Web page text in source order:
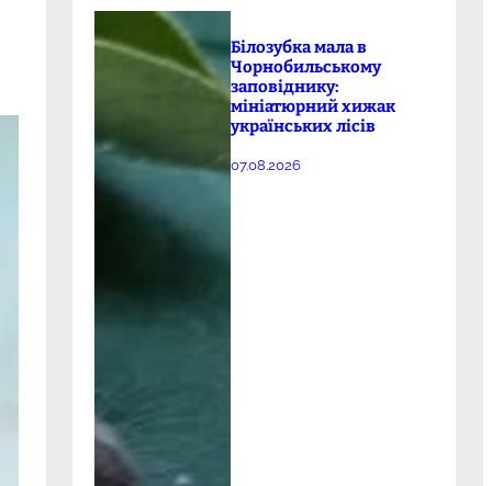
Білозубка мала в
Чорнобильському
заповіднику:
мініатюрний хижак
українських лісів
07.08.2026